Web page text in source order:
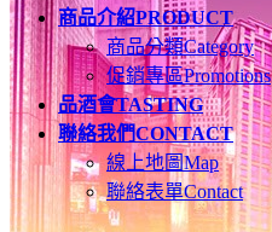
商品介紹PRODUCT
商品分類Category
促銷專區Promotions
品酒會TASTING
聯絡我們CONTACT
線上地圖Map
聯絡表單Contact